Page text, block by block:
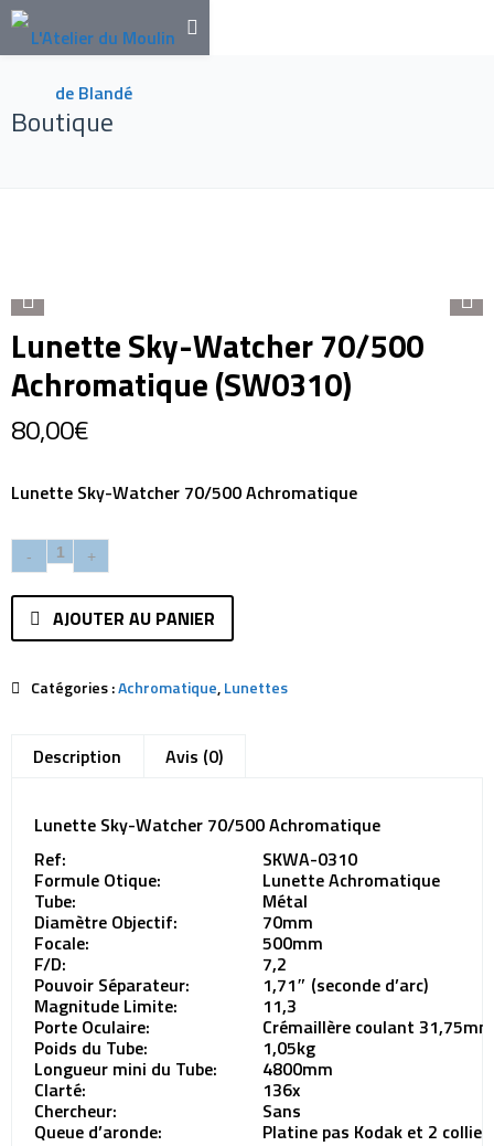
Boutique
Lunette Sky-Watcher 70/500
Achromatique (SW0310)
80,00€
Lunette Sky-Watcher 70/500 Achromatique
AJOUTER AU PANIER
Catégories :Achromatique,Lunettes
Description Avis (0)
Lunette Sky-Watcher 70/500 Achromatique
Ref:
SKWA-0310
Formule Otique: Lunette Achromatique
Tube: Métal
Diamètre Objectif: 70mm
Focale: 500mm
F/D: 7,2
Pouvoir Séparateur: 1,71″ (seconde d’arc)
Magnitude Limite: 11,3
Porte Oculaire: Crémaillère coulant 31,75mm
Poids du Tube: 1,05kg
Longueur mini du Tube: 4800mm
Clarté: 136x
Chercheur: Sans
Queue d’aronde: Platine pas Kodak et 2